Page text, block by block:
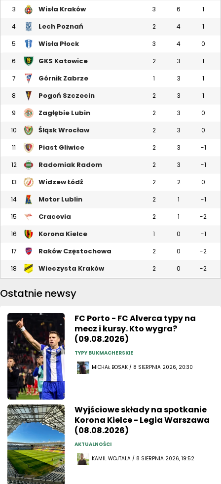
3 Wisła Kraków 3 6 1
4 Lech Poznań 2 4 1
5 Wisła Płock 3 4 0
6 GKS Katowice 2 3 1
7 Górnik Zabrze 1 3 1
8 Pogoń Szczecin 2 3 1
9 Zagłębie Lubin 2 3 0
10 Śląsk Wrocław 2 3 0
11 Piast Gliwice 2 3 -1
12 Radomiak Radom 2 3 -1
13 Widzew Łódź 2 2 0
14 Motor Lublin 2 1 -1
15 Cracovia 2 1 -2
16 Korona Kielce 1 0 -1
17 Raków Częstochowa 2 0 -2
18 Wieczysta Kraków 2 0 -2
Ostatnie newsy
FC Porto - FC Alverca typy na
mecz i kursy. Kto wygra?
(09.08.2026)
TYPY BUKMACHERSKIE
MICHAŁ BOSAK / 8 SIERPNIA 2026, 20:30
Wyjściowe składy na spotkanie
Korona Kielce - Legia Warszawa
(08.08.2026)
AKTUALNOŚCI
KAMIL WOJTALA / 8 SIERPNIA 2026, 19:52